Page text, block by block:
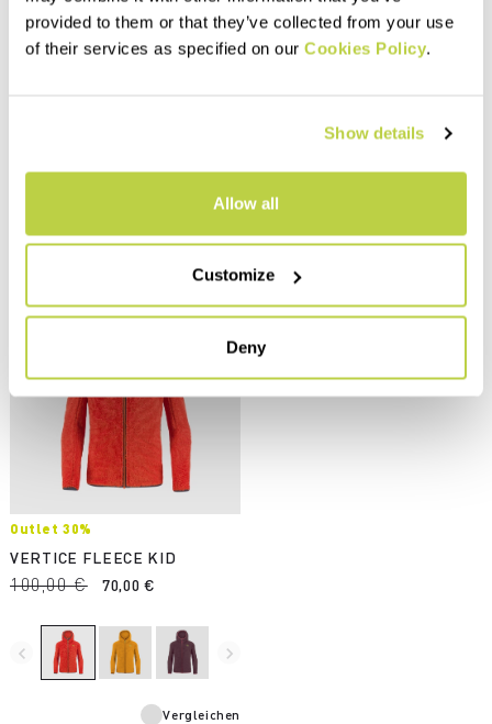
provided to them or that they’ve collected from your use
of their services as specified on our Cookies Policy.
Show details
Allow all
Customize
Deny
Outlet 40%
navigate_before
Vergleichen
Outlet 40%
Outlet 30%
VERTICE FLEECE KID
100,00 € 70,00 €
navigate_before navigate_next
Vergleichen